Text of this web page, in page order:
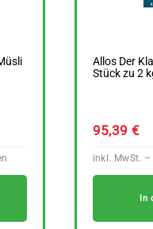
Allos Der
Stück zu 2
95,39 €
In